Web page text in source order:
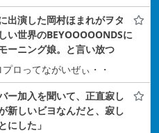
出演した岡村ほまれがヲタ
い世界のBEYOOOOONDSに
ーニング娘。と言い放つ
ロってながいぜぃ・・
ー加入を聞いて、正直寂し
新しいビヨなんだと、寂し
にした」